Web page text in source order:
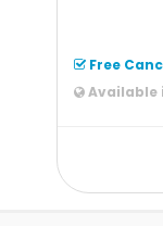
Free
Available